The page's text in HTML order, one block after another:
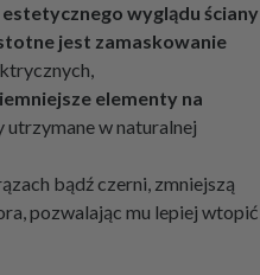
estetycznego wyglądu ściany
jest zamaskowanie
elementy na
utrzymane w naturalnej
bądź czerni, zmniejszą
pozwalając mu lepiej wtopić